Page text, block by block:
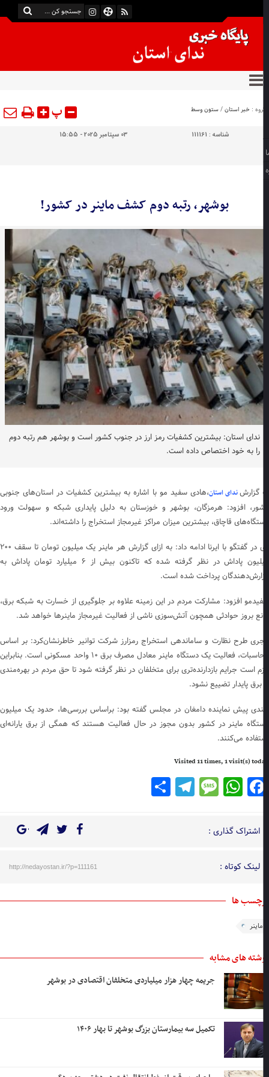
:خبر استان/ستون وسط پ
شناسه :111161 03 سپتامبر 2025 - 15:55
بوشهر، رتبه دوم کشف ماینر در کشور!
ندای استان: بیشترین کشفیات رمز ارز در جنوب کشور است و بوشهر هم رتبه دوم
را به خود اختصاص داده است.
گزارشندای استان،هادی سفید مو با اشاره به بیشترین کشفیات در استان‌های جنوبی
افزود: هرمزگان، بوشهر و خوزستان به دلیل پایداری شبکه و سهولت ورود
قاچاق، بیشترین میزان مراکز غیرمجاز استخراج را داشته‌اند.
وی در گفتگو با ایرنا ادامه داد: به ازای گزارش هر ماینر یک میلیون تومان تا سقف ۲۰۰
میلیون پاداش در نظر گرفته شده که تاکنون بیش از ۶ میلیارد تومان پاداش به
پرداخت شده است.
افزود: مشارکت مردم در این زمینه علاوه بر جلوگیری از خسارت به شبکه برق،
بروز حوادثی همچون آتش‌سوزی ناشی از فعالیت غیرمجاز ماینرها خواهد شد.
طرح نظارت و ساماندهی استخراج رمزارز شرکت توانیر خاطرنشان‌کرد: بر اساس
محاسبات، فعالیت یک دستگاه ماینر معادل مصرف برق ۱۰ واحد مسکونی است. بنابراین
است جرایم بازدارنده‌تری برای متخلفان در نظر گرفته شود تا حق مردم در بهره‌مندی
برق پایدار تضییع نشود.
پیش نماینده دامغان در مجلس گفته بود: براساس بررسی‌ها، حدود یک میلیون
ماینر در کشور بدون مجوز در حال فعالیت هستند که همگی از برق یارانه‌ای
می‌کنند.
Visited 11 times, 1 visit(s)
Facebook
WhatsApp
Message
Telegram
Share
اشتراک گذاری :
لینک کوتاه : http://nedayostan.ir/?p=111161
ها
ماینر
های مشابه
جریمه چهار هزار میلیاردی متخلفان اقتصادی در بوشهر
تکمیل سه بیمارستان بزرگ بوشهر تا بهار ۱۴۰۶